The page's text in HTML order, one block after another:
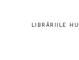
LIBRĂRIILE